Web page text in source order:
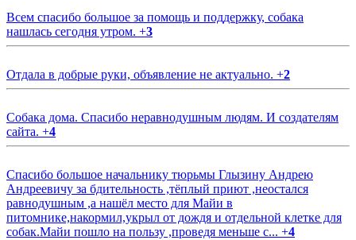
Всем спасибо большое за помощь и поддержку, собака
нашлась сегодня утром. +3
Отдала в добрые руки, объявление не актуально. +2
Собака дома. Спасибо неравнодушным людям. И создателям
сайта. +4
Спасибо большое начальнику тюрьмы Глызину Андрею
Андреевичу за бдительность ,тёплый приют ,неостался
равнодушным ,а нашёл место для Майи в
питомнике,накормил,укрыл от дождя и отдельной клетке для
собак.Майи пошло на пользу ,проведя меньше с... +4